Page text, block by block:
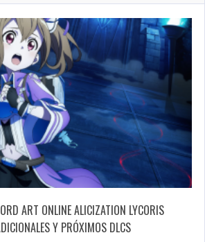
ART ONLINE ALICIZATION LYCORIS
Y PRÓXIMOS DLCS